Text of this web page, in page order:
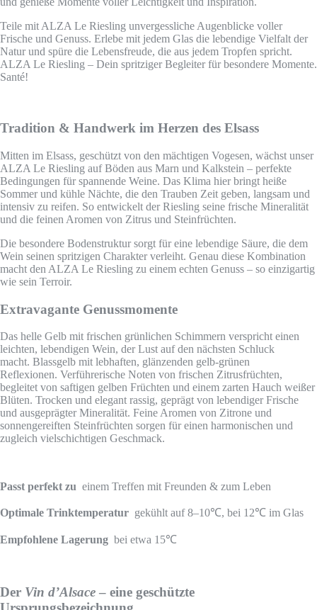
Teile mit ALZA Le Riesling unvergessliche Augenblicke voller
Frische und Genuss. Erlebe mit jedem Glas die lebendige Vielfalt der
Natur und spüre die Lebensfreude, die aus jedem Tropfen spricht.
ALZA Le Riesling – Dein spritziger Begleiter für besondere Momente.
Santé!
Tradition & Handwerk im Herzen des Elsass
Mitten im Elsass, geschützt von den mächtigen Vogesen, wächst unser
ALZA Le Riesling auf Böden aus Marn und Kalkstein – perfekte
Bedingungen für spannende Weine. Das Klima hier bringt heiße
Sommer und kühle Nächte, die den Trauben Zeit geben, langsam und
intensiv zu reifen. So entwickelt der Riesling seine frische Mineralität
und die feinen Aromen von Zitrus und Steinfrüchten.
Die besondere Bodenstruktur sorgt für eine lebendige Säure, die dem
Wein seinen spritzigen Charakter verleiht. Genau diese Kombination
macht den ALZA Le Riesling zu einem echten Genuss – so einzigartig
wie sein Terroir.
Extravagante Genussmomente
Das helle Gelb mit frischen grünlichen Schimmern verspricht einen
leichten, lebendigen Wein, der Lust auf den nächsten Schluck
macht. Blassgelb mit lebhaften, glänzenden gelb-grünen
Reflexionen. Verführerische Noten von frischen Zitrusfrüchten,
begleitet von saftigen gelben Früchten und einem zarten Hauch weißer
Blüten. Trocken und elegant rassig, geprägt von lebendiger Frische
und ausgeprägter Mineralität. Feine Aromen von Zitrone und
sonnengereiften Steinfrüchten sorgen für einen harmonischen und
zugleich vielschichtigen Geschmack.
Passt perfekt zu einem Treffen mit Freunden & zum Leben
Optimale Trinktemperatur gekühlt auf 8–10℃, bei 12℃ im Glas
Empfohlene Lagerung bei etwa 15℃
Der Vin d’Alsace – eine geschützte